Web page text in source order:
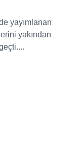
yayımlanan
yakından